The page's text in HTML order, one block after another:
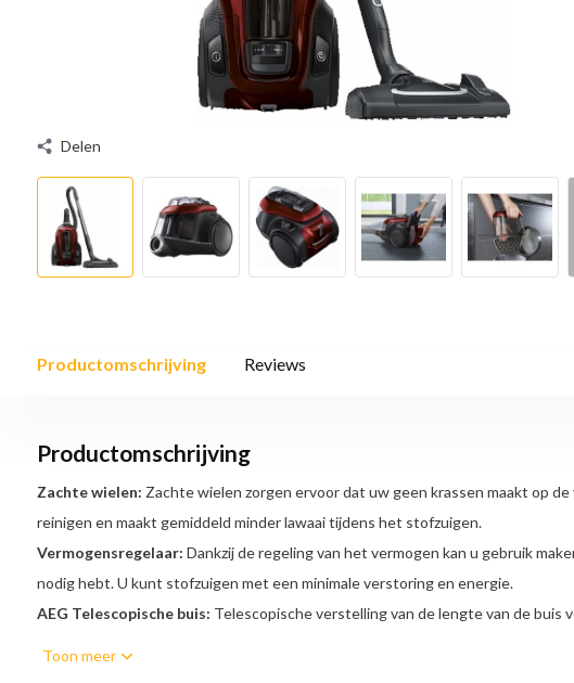
Delen
Productomschrijving Reviews
Productomschrijving
Zachte wielen: Zachte wielen zorgen ervoor dat uw geen krassen maakt op
reinigen en maakt gemiddeld minder lawaai tijdens het stofzuigen.
Vermogensregelaar: Dankzij de regeling van het vermogen kan u gebruik
nodig hebt. U kunt stofzuigen met een minimale verstoring en energie.
AEG Telescopische buis: Telescopische verstelling van de lengte van de buis
Toon meer